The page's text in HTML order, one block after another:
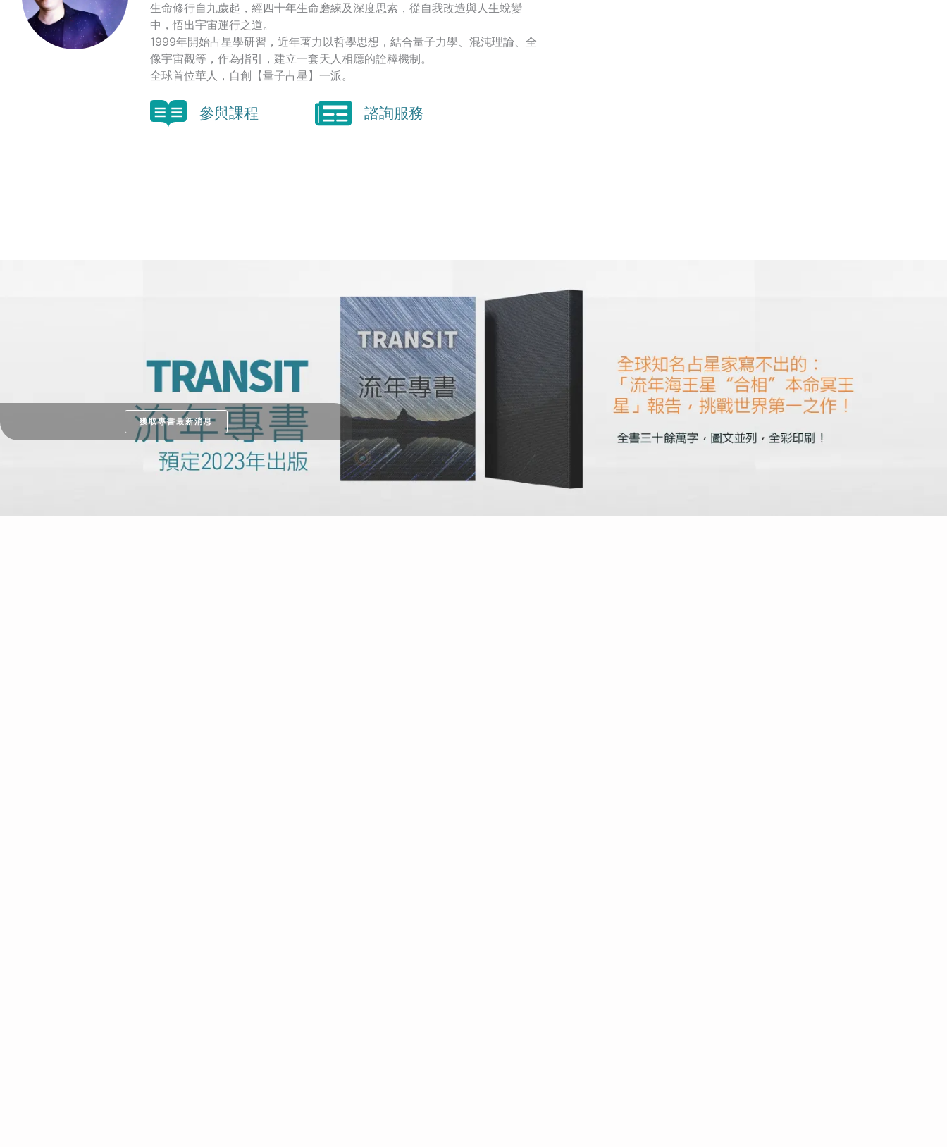
生命修行自九歲起，經四十年生命磨練及深度思索，從自我改造與人生蛻變
中，悟出宇宙運行之道。
1999年開始占星學研習，近年著力以哲學思想，結合量子力學、混沌理論、全
像宇宙觀等，作為指引，建立一套天人相應的詮釋機制。
全球首位華人，自創【量子占星】一派。
參與課程 諮詢服務
獲取專書最新消息